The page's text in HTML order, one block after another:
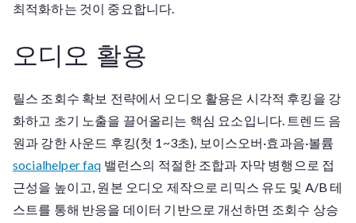
최적화하는 것이 중요합니다.
오디오 활용
릴스 조회수 확보 전략에서 오디오 활용은 시각적 후킹을 강
화하고 초기 노출을 끌어올리는 핵심 요소입니다. 트렌드 음
원과 강한 사운드 후킹(첫 1~3초), 보이스오버·효과음·볼륨
socialhelper faq 밸런스의 적절한 조합과 자막 병행으로 접
근성을 높이고, 원본 오디오 제작으로 리믹스 유도 및 A/B 테
스트를 통해 반응을 데이터 기반으로 개선하면 조회수 상승